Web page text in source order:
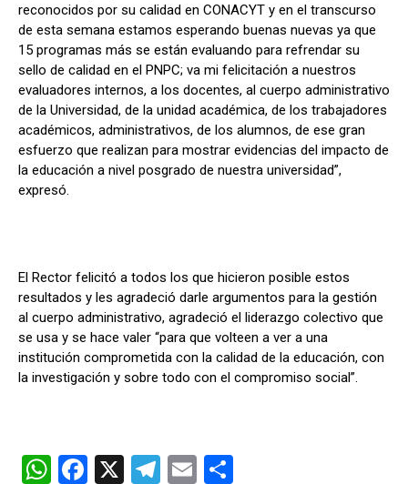
reconocidos por su calidad en CONACYT y en el transcurso
de esta semana estamos esperando buenas nuevas ya que
15 programas más se están evaluando para refrendar su
sello de calidad en el PNPC; va mi felicitación a nuestros
evaluadores internos, a los docentes, al cuerpo administrativo
de la Universidad, de la unidad académica, de los trabajadores
académicos, administrativos, de los alumnos, de ese gran
esfuerzo que realizan para mostrar evidencias del impacto de
la educación a nivel posgrado de nuestra universidad”,
expresó.
El Rector felicitó a todos los que hicieron posible estos
resultados y les agradeció darle argumentos para la gestión
al cuerpo administrativo, agradeció el liderazgo colectivo que
se usa y se hace valer “para que volteen a ver a una
institución comprometida con la calidad de la educación, con
la investigación y sobre todo con el compromiso social”.
W F
X
T
E